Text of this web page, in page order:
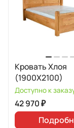
Кровать Хлоя
(1900Х2100)
Доступно к
42 970 ₽